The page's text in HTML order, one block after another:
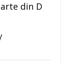
din D